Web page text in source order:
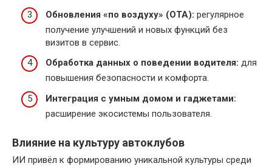
Обновления «по воздуху» (OTA): регулярное
получение улучшений и новых функций без
визитов в сервис.
Обработка данных о поведении водителя: для
повышения безопасности и комфорта.
Интеграция с умным домом и гаджетами:
расширение экосистемы пользователя.
Влияние на культуру автоклубов
ИИ привёл к формированию уникальной культуры среди